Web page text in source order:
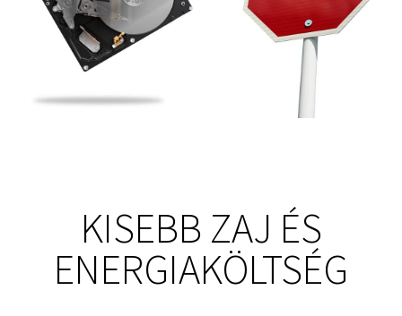
KISEBB ZAJ ÉS
ENERGIAKÖLTSÉG